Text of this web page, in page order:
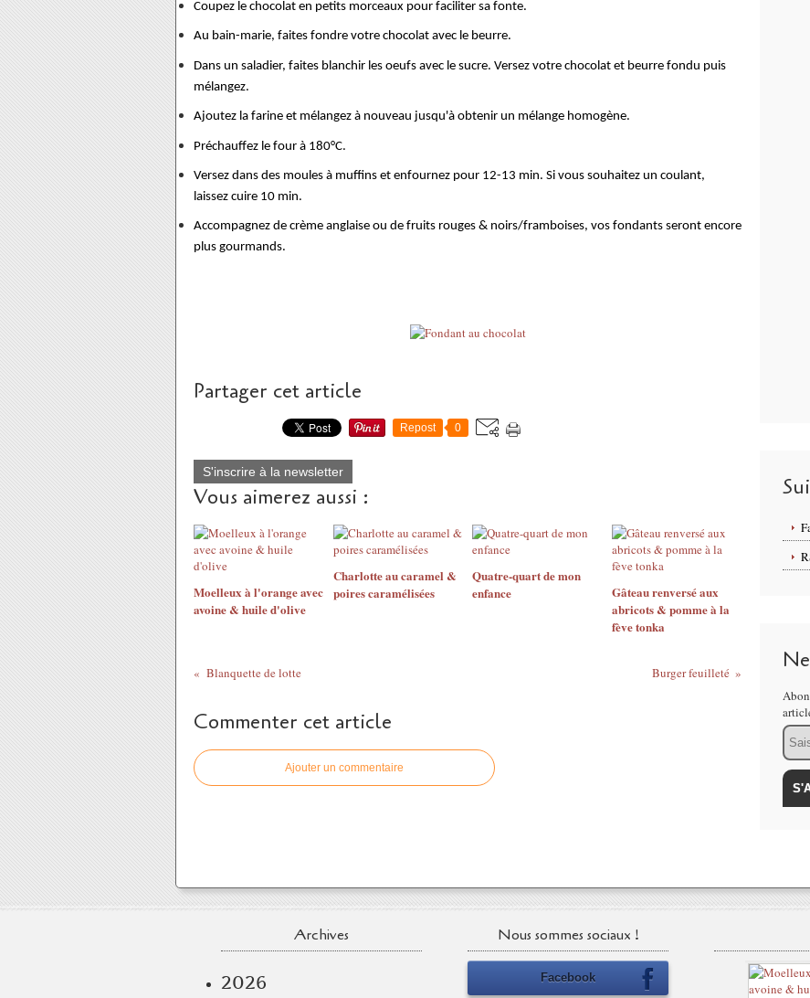
Coupez le chocolat en petits morceaux pour faciliter sa fonte.
Au bain-marie, faites fondre votre chocolat avec le beurre.
Dans un saladier, faites blanchir les oeufs avec le sucre. Versez votre chocolat et beurre fondu puis
mélangez.
Ajoutez la farine et mélangez à nouveau jusqu'à obtenir un mélange homogène.
Préchauffez le four à 180°C.
Versez dans des moules à muffins et enfournez pour 12-13 min. Si vous souhaitez un coulant,
laissez cuire 10 min.
Accompagnez de crème anglaise ou de fruits rouges & noirs/framboises, vos fondants seront encore
plus gourmands.
Partager cet article
Repost 0
S'inscrire à la newsletter
Vous aimerez aussi :
Moelleux à l'orange avec
avoine & huile d'olive
Charlotte au caramel &
poires caramélisées
Quatre-quart de mon
enfance
Gâteau renversé aux
abricots & pomme à la
fève tonka
Blanquette de lotte Burger feuilleté
Commenter cet article
Ajouter un commentaire
Email
Archives
2026
Nous sommes sociaux !
Facebook